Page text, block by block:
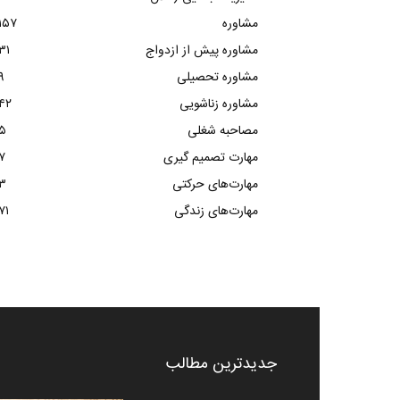
مشاوره
مشاوره پیش از ازدواج
مشاوره تحصیلی
مشاوره زناشویی
مصاحبه شغلی
مهارت تصمیم گیری
۷
مهارت‌های حرکتی
مهارت‌های زندگی
۷۱
جدیدترین مطالب